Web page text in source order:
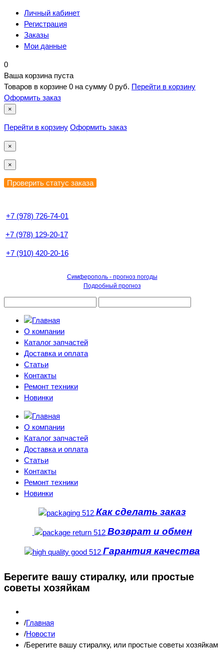
Личный кабинет
Регистрация
Заказы
Мои данные
0
Ваша корзина пуста
Товаров в корзине 0 на сумму 0 руб. Перейти в корзину
Оформить заказ
×
Перейти в корзину Оформить заказ
×
×
+7 (978) 726-74-01
+7 (978) 129-20-17
+7 (910) 420-20-16
Симферополь - прогноз погоды
Подробный прогноз
О компании
Каталог запчастей
Доставка и оплата
Статьи
Контакты
Ремонт техники
Новинки
О компании
Каталог запчастей
Доставка и оплата
Статьи
Контакты
Ремонт техники
Новинки
Как сделать заказ
Возврат и обмен
Гарантия качества
Берегите вашу стиралку, или простые
советы хозяйкам
Главная
Новости
Берегите вашу стиралку, или простые советы хозяйкам